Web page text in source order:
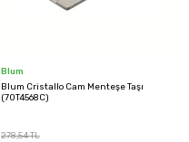
Blum
Blum Cristallo Cam Menteşe Taşı
(70T4568C)
278,54TL